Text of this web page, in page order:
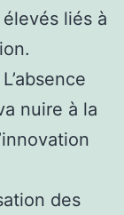
liés à
nuire à la
des